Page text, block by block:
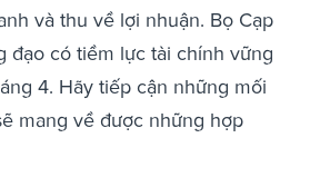
và thu về lợi nhuận. Bọ Cạp
đạo có tiềm lực tài chính vững
4. Hãy tiếp cận những mối
mang về được những hợp